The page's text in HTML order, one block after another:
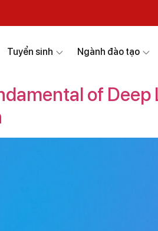
Tuyển sinh Ngành đào tạo
of